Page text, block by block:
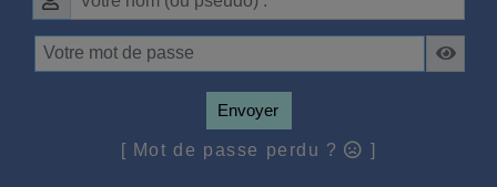
Envoyer
[ Mot de passe perdu ? ]